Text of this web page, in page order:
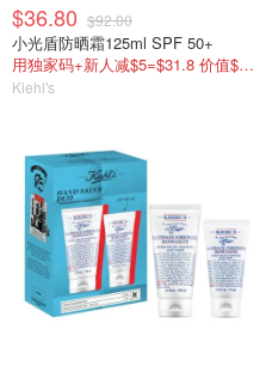
$36.80 $92.00
小光盾防晒霜125ml SPF 50+
用独家码+新人减$5=$31.8 价值$155=变相2折
Kiehl's